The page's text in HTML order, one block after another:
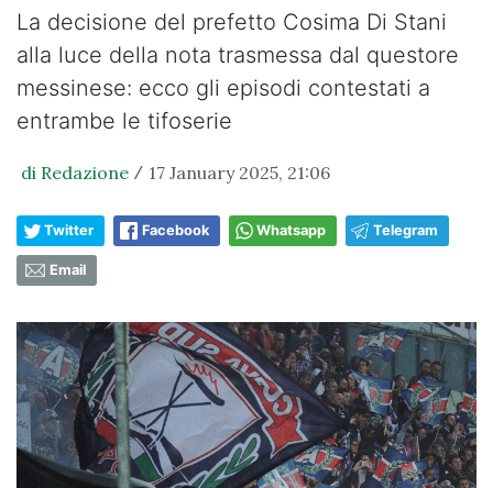
La decisione del prefetto Cosima Di Stani
alla luce della nota trasmessa dal questore
messinese: ecco gli episodi contestati a
entrambe le tifoserie
di Redazione / 17 January 2025, 21:06
Twitter Facebook Whatsapp Telegram
Email